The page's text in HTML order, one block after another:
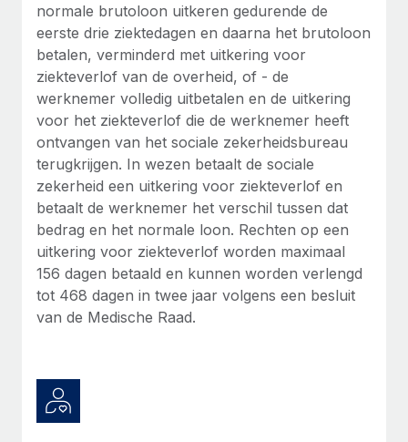
normale brutoloon uitkeren gedurende de
eerste drie ziektedagen en daarna het brutoloon
betalen, verminderd met uitkering voor
ziekteverlof van de overheid, of - de
werknemer volledig uitbetalen en de uitkering
voor het ziekteverlof die de werknemer heeft
ontvangen van het sociale zekerheidsbureau
terugkrijgen. In wezen betaalt de sociale
zekerheid een uitkering voor ziekteverlof en
betaalt de werknemer het verschil tussen dat
bedrag en het normale loon. Rechten op een
uitkering voor ziekteverlof worden maximaal
156 dagen betaald en kunnen worden verlengd
tot 468 dagen in twee jaar volgens een besluit
van de Medische Raad.